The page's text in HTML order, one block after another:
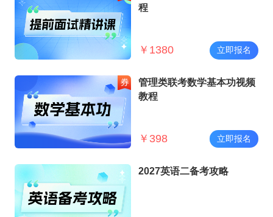
程
￥ 1380 立即报名
管理类联考数学基本功视频
教程
￥ 398 立即报名
2027英语二备考攻略